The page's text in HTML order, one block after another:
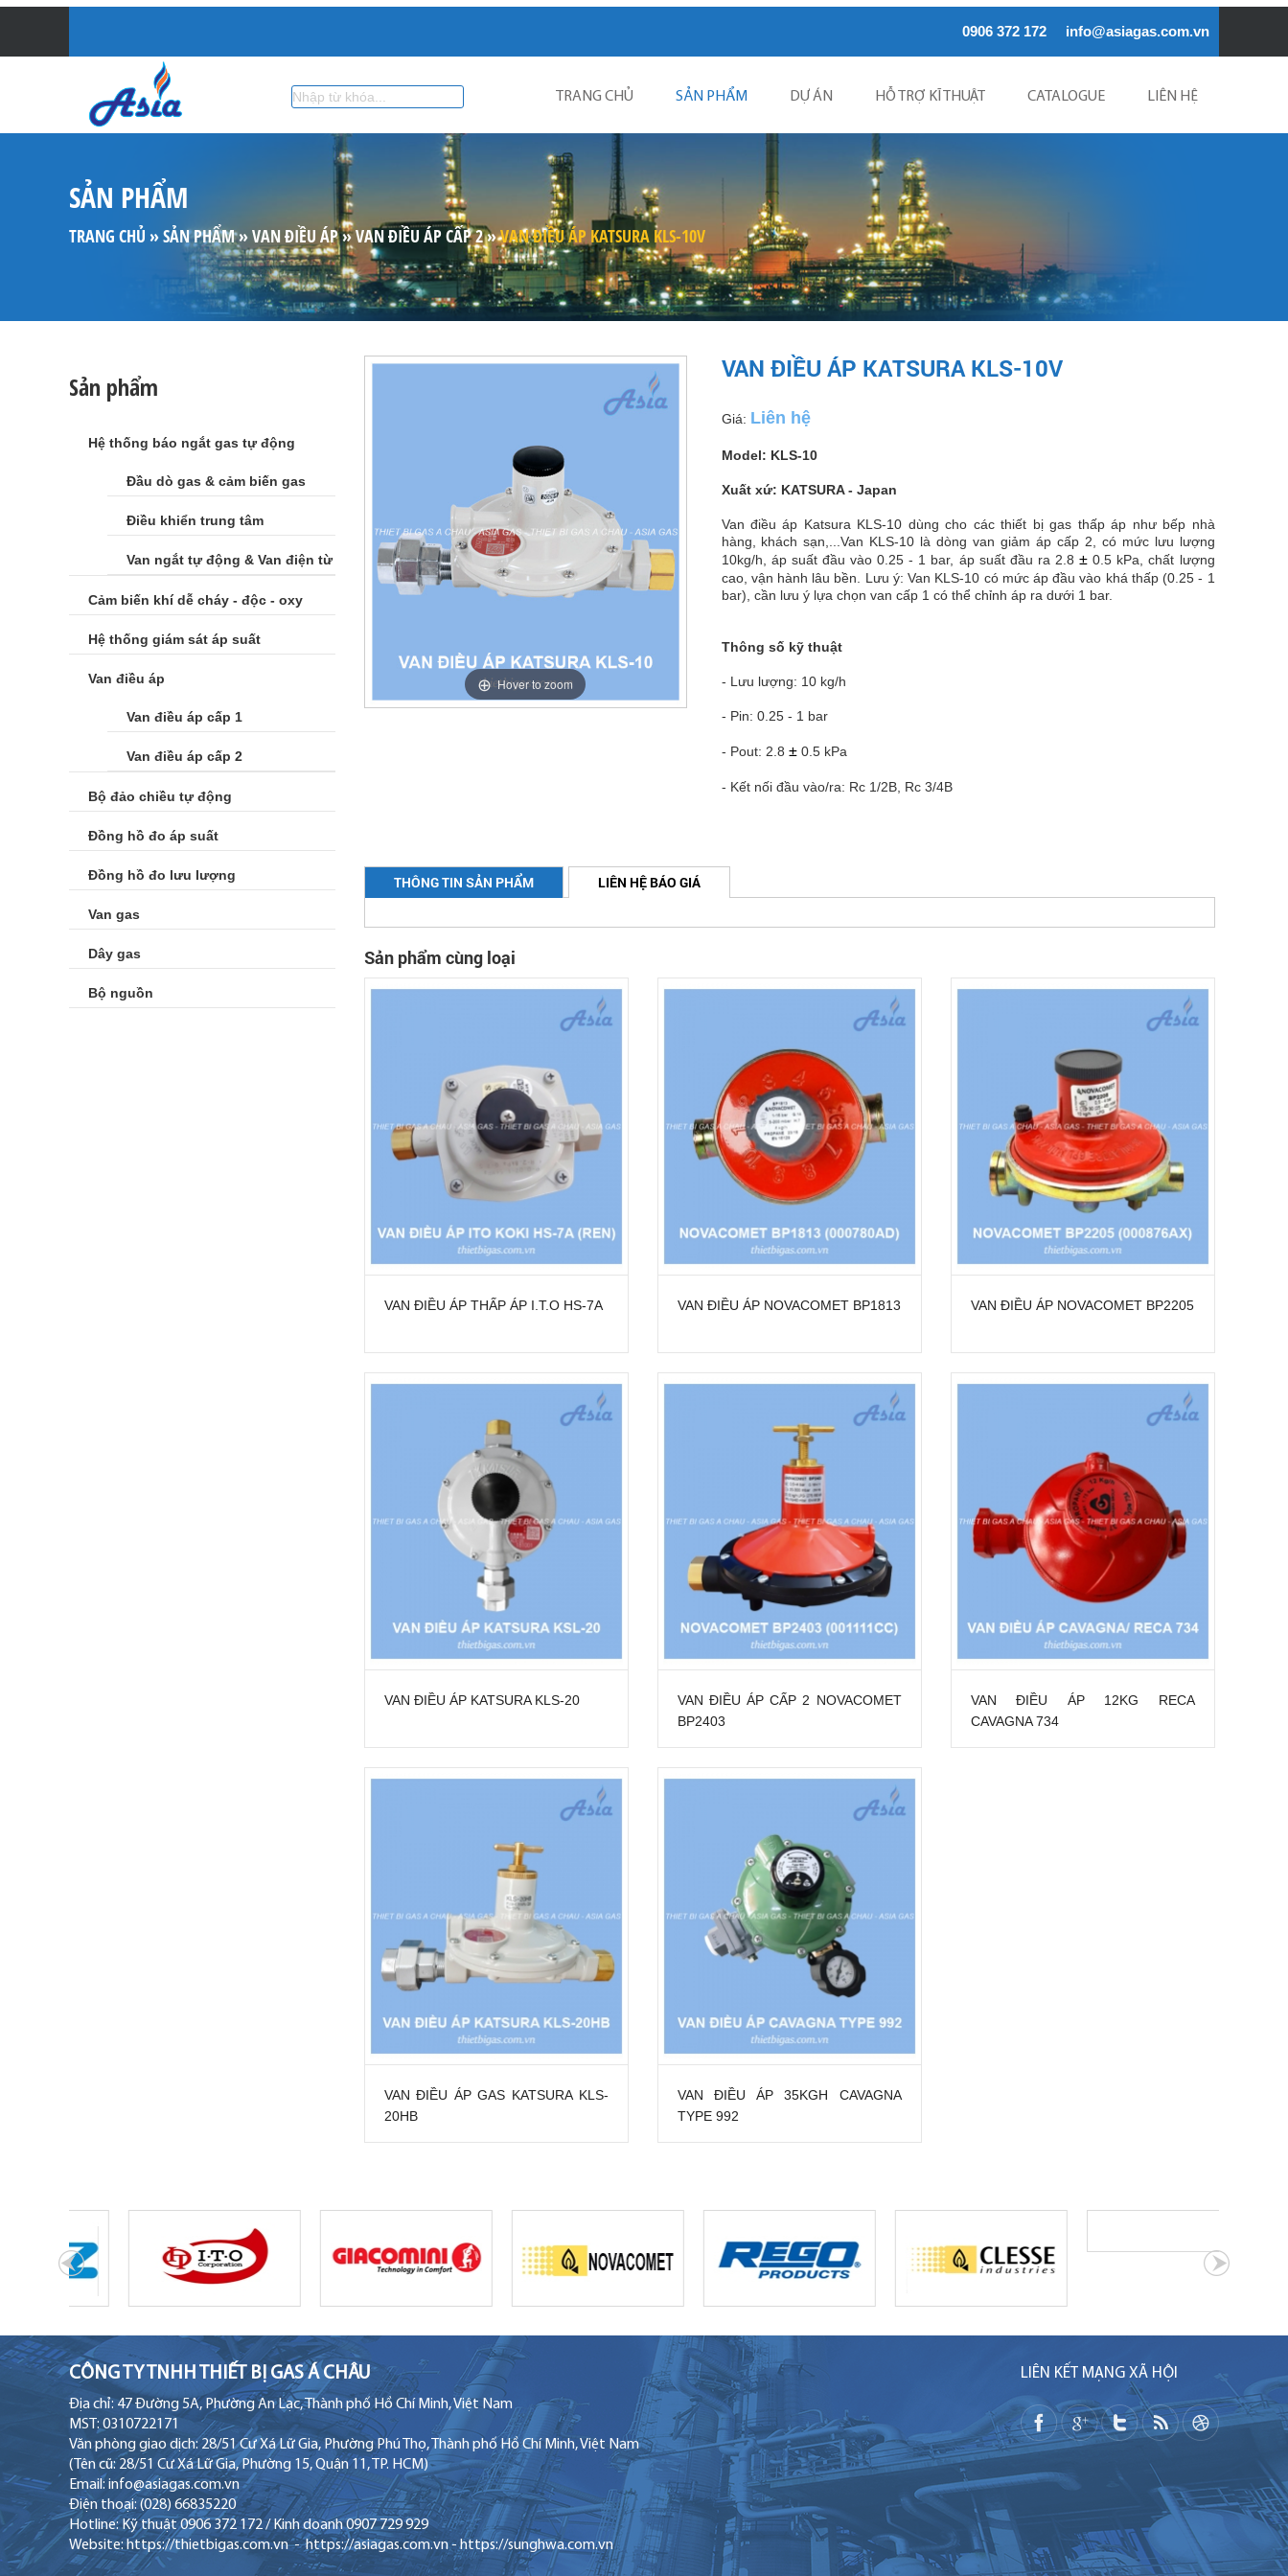
0906 372 172 info@asiagas.com.vn
TRANG CHỦ SẢN PHẨM DỰ ÁN HỖ TRỢ KĨ THUẬT CATALOGUE LIÊN HỆ
SẢN PHẨM
TRANG CHỦ »SẢN PHẨM»VAN ĐIỀU ÁP»VAN ĐIỀU ÁP CẤP 2»VAN ĐIỀU ÁP KATSURA KLS-10V
Sản phẩm
Hệ thống báo ngắt gas tự động
Đầu dò gas & cảm biến gas
Điều khiển trung tâm
Van ngắt tự động & Van điện từ
Cảm biến khí dễ cháy - độc - oxy
Hệ thống giám sát áp suất
Van điều áp
Van điều áp cấp 1
Van điều áp cấp 2
Bộ đảo chiều tự động
Đồng hồ đo áp suất
Đồng hồ đo lưu lượng
Van gas
Dây gas
Bộ nguồn
Hover to zoom
VAN ĐIỀU ÁP KATSURA KLS-10V
Giá: Liên hệ
Model: KLS-10
Xuất xứ: KATSURA - Japan
Van điều áp Katsura KLS-10 dùng cho các thiết bị gas thấp áp như bếp nhà
hàng, khách sạn,...Van KLS-10 là dòng van giảm áp cấp 2, có mức lưu lượng
10kg/h, áp suất đầu vào 0.25 - 1 bar, áp suất đầu ra 2.8±0.5 kPa, chất lượng
cao, vận hành lâu bền. Lưu ý: Van KLS-10 có mức áp đầu vào khá thấp (0.25 - 1
bar), cần lưu ý lựa chọn van cấp 1 có thể chỉnh áp ra dưới 1 bar.
Thông số kỹ thuật
- Lưu lượng: 10 kg/h
- Pin: 0.25 - 1 bar
- Pout: 2.8 ± 0.5 kPa
- Kết nối đầu vào/ra: Rc 1/2B, Rc 3/4B
THÔNG TIN SẢN PHẨM LIÊN HỆ BÁO GIÁ
Sản phẩm cùng loại
VAN ĐIỀU ÁP THẤP ÁP I.T.O HS-7A VAN ĐIỀU ÁP NOVACOMET BP1813 VAN ĐIỀU ÁP NOVACOMET BP2205
VAN ĐIỀU ÁP KATSURA KLS-20
VAN ĐIỀU ÁP CẤP 2 NOVACOMET
BP2403
VAN ĐIỀU ÁP 12KG RECA
CAVAGNA 734
VAN ĐIỀU ÁP GAS KATSURA KLS-
20HB
VAN ĐIỀU ÁP 35KGH CAVAGNA
TYPE 992
CÔNG TY TNHH THIẾT BỊ GAS Á CHÂU
Địa chỉ: 47 Đường 5A, Phường An Lạc, Thành phố Hồ Chí Minh, Việt Nam
MST: 0310722171
Văn phòng giao dịch: 28/51 Cư Xá Lữ Gia, Phường Phú Thọ, Thành phố Hồ Chí Minh, Việt Nam
(Tên cũ: 28/51 Cư Xá Lữ Gia, Phường 15, Quận 11, TP. HCM)
Email: info@asiagas.com.vn
Điện thoại: (028) 66835220
Hotline: Kỹ thuật 0906 372 172 / Kinh doanh 0907 729 929
Website:https://thietbigas.com.vn- https://asiagas.com.vn - https://sunghwa.com.vn
LIÊN KẾT MẠNG XÃ HỘI